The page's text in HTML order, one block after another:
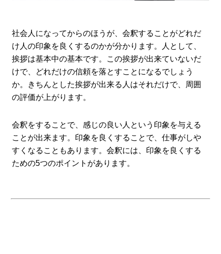
社会人になってからのほうが、会釈することがどれだ
け人の印象を良くするのかが分かります。人として、
挨拶は基本中の基本です。この挨拶が出来ていないだ
けで、どれだけの信頼を落とすことになるでしょう
か。きちんとした挨拶が出来る人はそれだけで、周囲
の評価が上がります。
会釈をすることで、感じの良い人という印象を与える
ことが出来ます。印象を良くすることで、仕事がしや
すくなることもあります。会釈には、印象を良くする
ための5つのポイントがあります。